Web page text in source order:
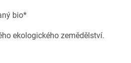
bio*
ekologického zemědělství.